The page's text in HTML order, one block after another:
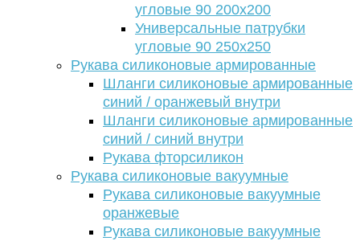
угловые 90 200х200
Универсальные патрубки
угловые 90 250х250
Рукава силиконовые армированные
Шланги силиконовые армированные
синий / оранжевый внутри
Шланги силиконовые армированные
синий / синий внутри
Рукава фторсиликон
Рукава силиконовые вакуумные
Рукава силиконовые вакуумные
оранжевые
Рукава силиконовые вакуумные